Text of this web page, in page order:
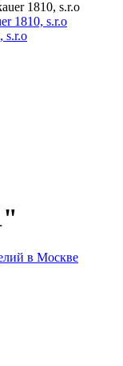
1810, s.r.o
s.r.o
в Москве